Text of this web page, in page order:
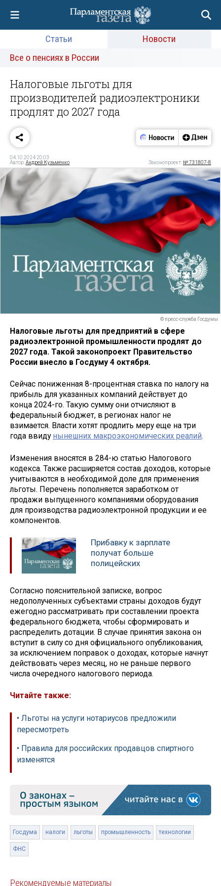
Статьи
Новости
Все о пенсиях в России
Налоговые льготы для
производителей радиоэлектроники
продлят до 2027 года
04.10.2024 20:03
Автор:Андрей Кузьменко Законопроект: № 731807-8
© пресс-служба Госдумы
Налоговые льготы для предприятий в сфере
радиоэлектронной промышленности продлят до
2027 года. Такой законопроект Правительство
России внесло в Госдуму 4 октября.
Сейчас пониженная 8-процентная ставка по налогу на
прибыль для указанных компаний действует до
конца 2024-го. Такую сумму они отчисляют в
федеральный бюджет, в регионах налог не
взимается. Власти хотят продлить меру еще на три
года ввиду нынешних макроэкономических реалий.
Изменения вносятся в 284-ю статью Налогового
кодекса. Также расширяется состав доходов, которые
учитываются в необходимой доле для применения
льготы. Перечень пополняется заработком от
продажи выпущенного компаниями оборудования
для производства радиоэлектронной продукции и ее
компонентов.
Прибавку к зарплате
получат больше
полицейских
Согласно пояснительной записке, вопрос
недополученных субъектами страны доходов будут
ежегодно рассматривать при составлении проекта
федерального бюджета, чтобы сформировать и
распределить дотации. В случае принятия закона он
вступит в силу со дня официального опубликования,
за исключением поправок о доходах, которые начнут
действовать через месяц, но не раньше первого
числа очередного налогового периода.
Читайте также:
• Льготы на услуги нотариусов предложили
пересмотреть
• Правила для российских продавцов спиртного
изменятся
Госдума налоги льготы промышленность технологии
ФНС
Рекомендуемые материалы